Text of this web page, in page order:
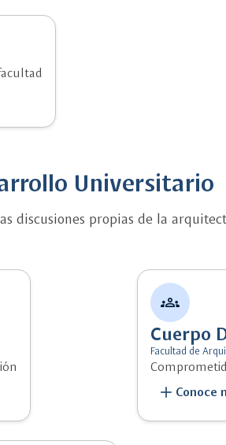
Universitario
discusiones propias de la
groups
Cuerpo
Facultad de
add Conoce